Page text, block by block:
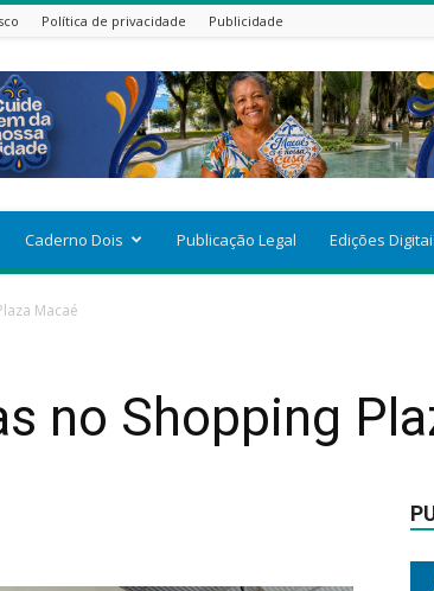
Política de privacidade Publicidade
Caderno Dois Publicação Legal Edições
Macaé
no Shopping